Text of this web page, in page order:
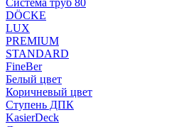
Система труб 80
DÖCKE
LUX
PREMIUM
STANDARD
FineBer
Белый цвет
Коричневый цвет
Ступень ДПК
KasierDeck